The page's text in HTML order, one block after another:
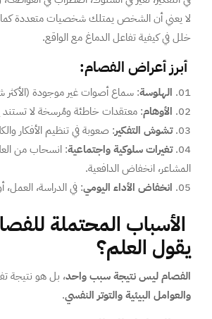
لا يعني أن الشخص يمتلك شخصيات متعددة
خلل في كيفية تفاعل الدماغ مع الواقع.
أبرز أعراض الفصام:
الهلوسة: سماع أصوات غير موجودة (الأكثر
الأوهام: معتقدات خاطئة ومُرسخة لا تستند
تشوش التفكير: صعوبة في تنظيم الأفكار
تغيرات سلوكية واجتماعية: انسحاب من
المشاعر، انخفاض الدافعية.
انخفاض الأداء اليومي: في الدراسة، العمل،
الأسباب المحتملة
يقول العلم؟
الفصام ليس نتيجة سبب واحد، بل هو نتيجة
والعوامل البيئية والتوتر النفسي.